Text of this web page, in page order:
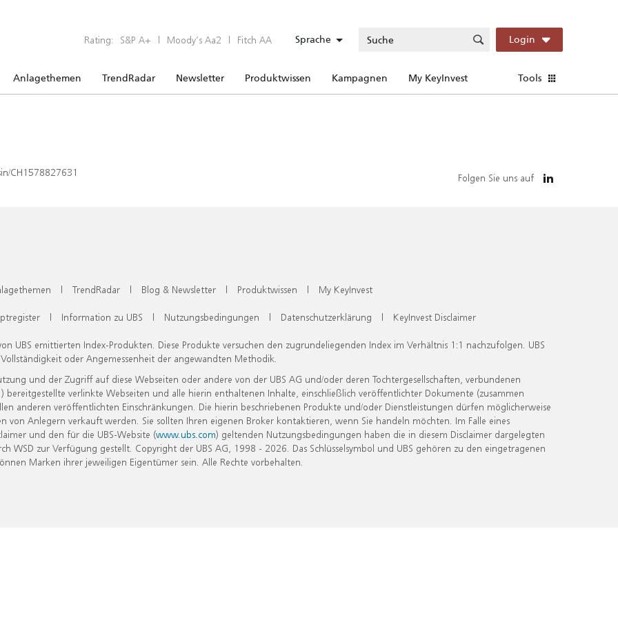
Rating: S&P A+ | Moody’s Aa2 | Fitch AA Sprache Login
Anlagethemen TrendRadar Newsletter Produktwissen Kampagnen My KeyInvest Tools
CH1578827631 Folgen Sie uns auf
| TrendRadar | Blog & Newsletter | Produktwissen | My KeyInvest
| Information zu UBS | Nutzungsbedingungen | Datenschutzerklärung | KeyInvest Disclaimer
UBS emittierten Index-Produkten. Diese Produkte versuchen den zugrundeliegenden Index im Verhältnis 1:1 nachzufolgen. UBS
oder Angemessenheit der angewandten Methodik.
und der Zugriff auf diese Webseiten oder andere von der UBS AG und/oder deren Tochtergesellschaften, verbundenen
verlinkte Webseiten und alle hierin enthaltenen Inhalte, einschließlich veröffentlichter Dokumente (zusammen
anderen veröffentlichten Einschränkungen. Die hierin beschriebenen Produkte und/oder Dienstleistungen dürfen möglicherweise
Anlegern verkauft werden. Sie sollten Ihren eigenen Broker kontaktieren, wenn Sie handeln möchten. Im Falle eines
und den für die UBS-Website (www.ubs.com) geltenden Nutzungsbedingungen haben die in diesem Disclaimer dargelegten
zur Verfügung gestellt. Copyright der UBS AG, 1998 - 2026. Das Schlüsselsymbol und UBS gehören zu den eingetragenen
Marken ihrer jeweiligen Eigentümer sein. Alle Rechte vorbehalten.